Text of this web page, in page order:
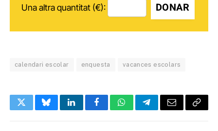
Una altra quantitat (€): DONAR
calendari escolar enquesta vacances escolars
TwitterBlueskyLinkedInFacebookWhatsAppTelegramEmail Copy